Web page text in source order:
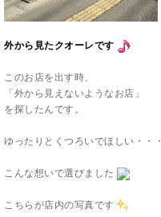
外から見たクオーレです
このお店を出す時、
「外から見えないようなお店」
を探したんです。
ゆったりとくつろいでほしい・・・
こんな想いで選びました
こちらが店内の写真です